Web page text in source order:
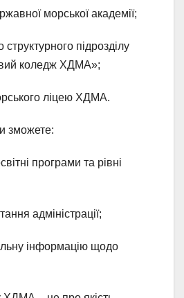
морської академії;
підрозділу
коледж ХДМА»;
ліцею ХДМА.
зможете:
програми та рівні
адміністрації;
інформацію щодо